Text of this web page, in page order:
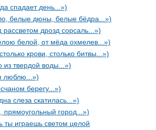
спадает день...»)
белые дюны, белые бёдра...»)
дрозд сорсаль...»)
белой, от мёда охмелев...»)
крови, столько битвы...»)
из твердой воды...»)
люблю...»)
берегу...»)
слеза скатилась...»)
прямоугольный город...»)
ты играешь светом целой